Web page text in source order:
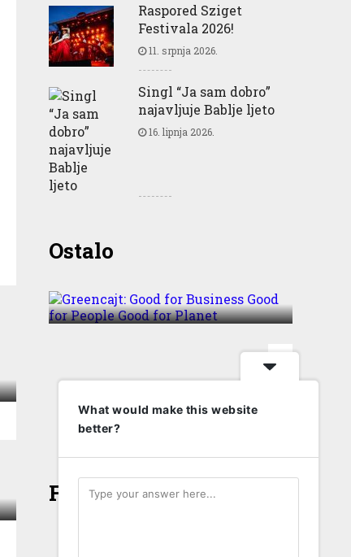
Raspored Sziget
Festivala 2026!
11. srpnja 2026.
Singl “Ja sam dobro”
najavljuje Bablje ljeto
16. lipnja 2026.
OstaloGreencajt: Good for
Business Good for People
Face
What would make this website
better?